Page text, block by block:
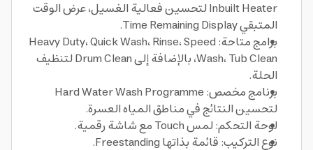
Inbuilt Heater لتحسين فعالية الغسيل، عرض الوقت
المتبقي Time Remaining Display.
برامج متاحة: Heavy Duty، Quick Wash، Rinse، Speed
Wash، Tub Clean، بالإضافة إلى Drum Clean لتنظيف
الحلة.
برنامج مخصص: Hard Water Wash Programme
لتحسين النتائج في مناطق المياه العسرة.
لوحة التحكم: لمس Touch مع شاشة رقمية.
نوع التركيب: قائمة بذاتها Freestanding.